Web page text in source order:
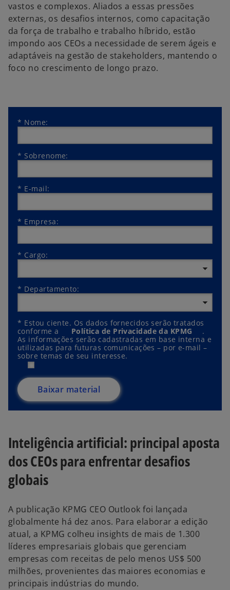
vastos e complexos. Aliados a essas pressões
externas, os desafios internos, como capacitação
da força de trabalho e trabalho híbrido, estão
impondo aos CEOs a necessidade de serem ágeis e
adaptáveis na gestão de stakeholders, mantendo o
foco no crescimento de longo prazo.
* Nome:
* Sobrenome:
* E-mail:
* Empresa:
* Cargo:
* Departamento:
* Estou ciente. Os dados fornecidos serão tratados
conforme a
Política de Privacidade da KPMG
.
As informações serão cadastradas em base interna e
utilizadas para futuras comunicações – por e-mail –
sobre temas de seu interesse.
Baixar material
Inteligência artificial: principal aposta
dos CEOs para enfrentar desafios
globais
A publicação KPMG CEO Outlook foi lançada
globalmente há dez anos. Para elaborar a edição
atual, a KPMG colheu insights de mais de 1.300
líderes empresariais globais que gerenciam
empresas com receitas de pelo menos US$ 500
milhões, provenientes das maiores economias e
principais indústrias do mundo.